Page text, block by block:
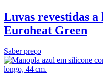
Luvas revestidas
Euroheat Green
Saber preço